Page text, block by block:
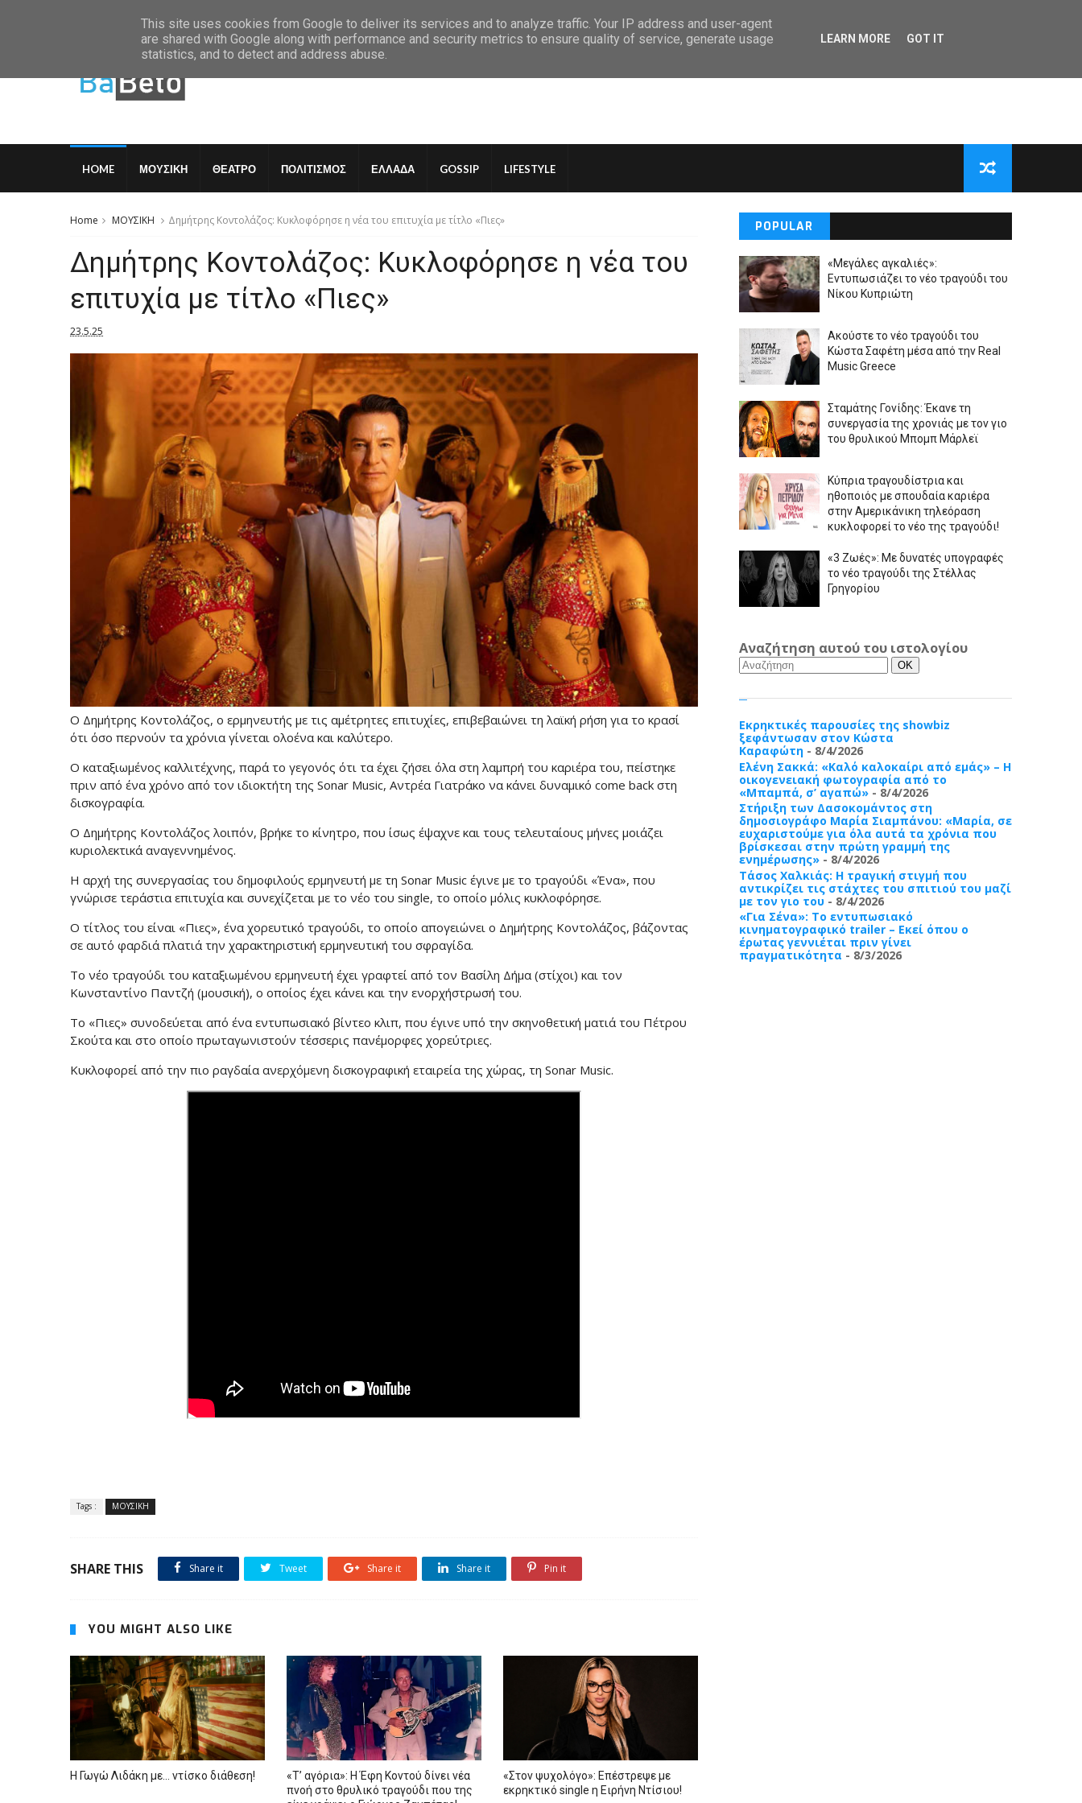
Saturday, August 8 2026
HOME ΜΟΥΣΙΚΗ ΘΕΑΤΡΟ ΠΟΛΙΤΙΣΜΟΣ ΕΛΛΑΔΑ GOSSIP LIFESTYLE
Home ΜΟΥΣΙΚΗ Δημήτρης Κοντολάζος: Κυκλοφόρησε η νέα του επιτυχία με τίτλο «Πιες»
Δημήτρης Κοντολάζος: Κυκλοφόρησε η νέα του
επιτυχία με τίτλο «Πιες»
23.5.25
O Δημήτρης Κοντολάζος, ο ερμηνευτής με τις αμέτρητες επιτυχίες, επιβεβαιώνει τη λαϊκή ρήση για το κρασί
ότι όσο περνούν τα χρόνια γίνεται ολοένα και καλύτερο.
Ο καταξιωμένος καλλιτέχνης, παρά το γεγονός ότι τα έχει ζήσει όλα στη λαμπρή του καριέρα του, πείστηκε
πριν από ένα χρόνο από τον ιδιοκτήτη της Sonar Music, Αντρέα Γιατράκο να κάνει δυναμικό come back στη
δισκογραφία.
Ο Δημήτρης Κοντολάζος λοιπόν, βρήκε το κίνητρο, που ίσως έψαχνε και τους τελευταίους μήνες μοιάζει
κυριολεκτικά αναγεννημένος.
Η αρχή της συνεργασίας του δημοφιλούς ερμηνευτή με τη Sonar Music έγινε με το τραγούδι «Ένα», που
γνώρισε τεράστια επιτυχία και συνεχίζεται με το νέο του single, το οποίο μόλις κυκλοφόρησε.
Ο τίτλος του είναι «Πιες», ένα χορευτικό τραγούδι, το οποίο απογειώνει ο Δημήτρης Κοντολάζος, βάζοντας
σε αυτό φαρδιά πλατιά την χαρακτηριστική ερμηνευτική του σφραγίδα.
Το νέο τραγούδι του καταξιωμένου ερμηνευτή έχει γραφτεί από τον Βασίλη Δήμα (στίχοι) και τον
Κωνσταντίνο Παντζή (μουσική), ο οποίος έχει κάνει και την ενορχήστρωσή του.
Το «Πιες» συνοδεύεται από ένα εντυπωσιακό βίντεο κλιπ, που έγινε υπό την σκηνοθετική ματιά του Πέτρου
Σκούτα και στο οποίο πρωταγωνιστούν τέσσερις πανέμορφες χορεύτριες.
Κυκλοφορεί από την πιο ραγδαία ανερχόμενη δισκογραφική εταιρεία της χώρας, τη Sonar Music.
Tags : ΜΟΥΣΙΚΗ
SHARE THIS Share it Tweet Share it Share it Pin it
YOU MIGHT ALSO LIKE
Η Γωγώ Λιδάκη με... ντίσκο διάθεση!
«Τ’ αγόρια»: Η Έφη Κοντού δίνει νέα
πνοή στο θρυλικό τραγούδι που της
«Στον ψυχολόγο»: Επέστρεψε με
εκρηκτικό single η Ειρήνη Ντίσιου!
POPULAR
«Μεγάλες αγκαλιές»:
Εντυπωσιάζει το νέο τραγούδι του
Νίκου Κυπριώτη
Ακούστε το νέο τραγούδι του
Κώστα Σαφέτη μέσα από την Real
Music Greece
Σταμάτης Γονίδης: Έκανε τη
συνεργασία της χρονιάς με τον γιο
του θρυλικού Μπομπ Μάρλεϊ
Κύπρια τραγουδίστρια και
ηθοποιός με σπουδαία καριέρα
στην Αμερικάνικη τηλεόραση
κυκλοφορεί το νέο της τραγούδι!
«3 Ζωές»: Με δυνατές υπογραφές
το νέο τραγούδι της Στέλλας
Γρηγορίου
Αναζήτηση αυτού του ιστολογίου
Εκρηκτικές παρουσίες της showbiz
ξεφάντωσαν στον Κώστα
Καραφώτη- 8/4/2026
Ελένη Σακκά: «Καλό καλοκαίρι από εμάς» – Η
οικογενειακή φωτογραφία από το
«Μπαμπά, σ’ αγαπώ»- 8/4/2026
Στήριξη των Δασοκομάντος στη
δημοσιογράφο Μαρία Σιαμπάνου: «Μαρία, σε
ευχαριστούμε για όλα αυτά τα χρόνια που
βρίσκεσαι στην πρώτη γραμμή της
ενημέρωσης»- 8/4/2026
Τάσος Χαλκιάς: Η τραγική στιγμή που
αντικρίζει τις στάχτες του σπιτιού του μαζί
με τον γιο του- 8/4/2026
«Για Σένα»: Το εντυπωσιακό
κινηματογραφικό trailer – Εκεί όπου ο
έρωτας γεννιέται πριν γίνει
πραγματικότητα - 8/3/2026
This site uses cookies from Google to deliver its services and to analyze traffic. Your IP address and user-agent
are shared with Google along with performance and security metrics to ensure quality of service, generate usage
statistics, and to detect and address abuse.
LEARN MORE GOT IT